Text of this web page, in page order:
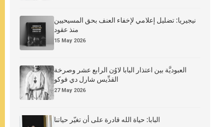
نيجيريا: تضليل إعلامي لإخفاء العنف بحق المسيحيين
منذ عقود
15 May 2026
العبوديَّة بين اعتذار البابا لاوُن الرابع عشر وصرخة
القدِّيس شارل دي فوكو
27 May 2026
البابا: حياة الله قادرة على أن تغيّر حياتنا